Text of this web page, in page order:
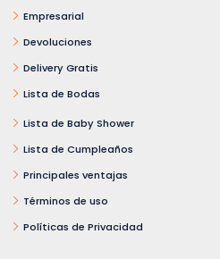
Empresarial
Devoluciones
Delivery Gratis
Lista de Bodas
Lista de Baby Shower
Lista de Cumpleaños
Principales ventajas
Términos de uso
Políticas de Privacidad